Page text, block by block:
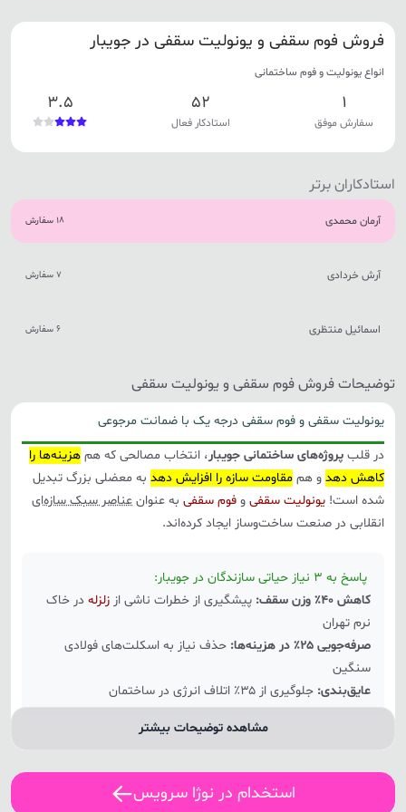
فروش فوم سقفی و یونولیت سقفی در جویبار
انواع یونولیت و فوم ساختمانی
1
سفارش موفق
52
استادکار فعال
3.5
استادکاران برتر
آرمان محمدی 18 سفارش
آرش خردادی 7 سفارش
اسمائیل منتظری 6 سفارش
توضیحات فروش فوم سقفی و یونولیت سقفی
یونولیت سقفی و فوم سقفی درجه یک با ضمانت مرجوعی
در قلب پروژه‌های ساختمانی جویبار، انتخاب مصالحی که هم هزینه‌ها را
کاهش دهد و هم مقاومت سازه را افزایش دهد به معضلی بزرگ تبدیل
شده است! یونولیت سقفی و فوم سقفی به عنوان عناصر سبک سازه‌ای
انقلابی در صنعت ساخت‌وساز ایجاد کرده‌اند.
پاسخ به ۳ نیاز حیاتی سازندگان در جویبار:
کاهش ۴۰٪ وزن سقف:
پیشگیری از خطرات ناشی از زلزله در خاک
نرم تهران
صرفه‌جویی ۲۵٪ در هزینه‌ها:
حذف نیاز به اسکلت‌های فولادی
سنگین
عایق‌بندی: جلوگیری از ۳۵٪ اتلاف انرژی در ساختمان
مشاهده توضیحات بیشتر
استخدام در نوژا سرویس